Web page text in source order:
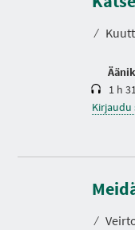
⁄
t
1 h
Kirjaudu
⁄
K
s
t